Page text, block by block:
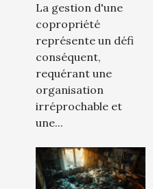
pour une
gestion
efficace
La gestion d'une
copropriété
représente un défi
conséquent,
requérant une
organisation
irréprochable et
une...